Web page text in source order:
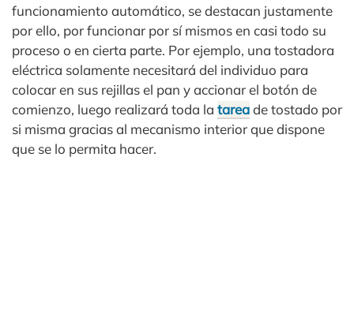
funcionamiento automático, se destacan justamente
por ello, por funcionar por sí mismos en casi todo su
proceso o en cierta parte. Por ejemplo, una tostadora
eléctrica solamente necesitará del individuo para
colocar en sus rejillas el pan y accionar el botón de
comienzo, luego realizará toda la tareade tostado por
si misma gracias al mecanismo interior que dispone
que se lo permita hacer.